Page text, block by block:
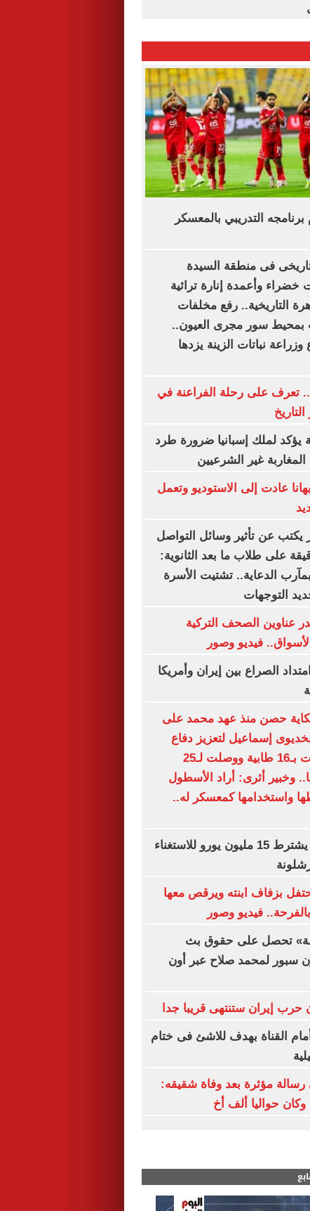
برنامجه التدريبي بالمعسكر
فى منطقة السيدة
وأعمدة إنارة تراثية
التاريخية.. رفع مخلفات
بمحيط سور مجرى العيون..
نباتات الزينة يزدها
تعرف على رحلة الفراعنة في
يؤكد لملك إسبانيا ضرورة طرد
غير الشرعيين
عادت إلى الاستوديو وتعمل
يكتب عن تأثير وسائل التواصل
على طلاب ما بعد الثانوية:
بمآرب الدعاية.. تشتيت الأسرة
التوجهات
عناوين الصحف التركية
فيديو وصور
الصراع بين إيران وأمريكا
حصن منذ عهد محمد على
إسماعيل لتعزيز دفاع
الإسكندرية.. بدأت بـ16 طابية ووصلت لـ25
مدفعا.. وخبير أثرى: أراد الأسطول
واستخدامها كمعسكر له..
الهلال السعودي يشترط 15 مليون يورو للاستغناء
بزفاف ابنته ويرقص معها
فيديو وصور
تحصل على حقوق بث
سبور لمحمد صلاح عبر أون
حرب إيران ستنتهى قريبا جدا
القناة بهدف للاشئ فى ختام
مؤثرة بعد وفاة شقيقه:
حواليا ألف أخ